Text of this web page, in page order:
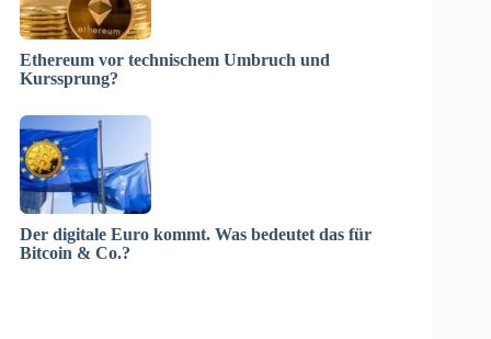
Ethereum vor technischem Umbruch und
Kurssprung?
Der digitale Euro kommt. Was bedeutet das für
Bitcoin & Co.?